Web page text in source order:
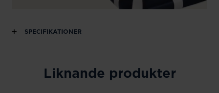
SPECIFIKATIONER
Liknande produkter